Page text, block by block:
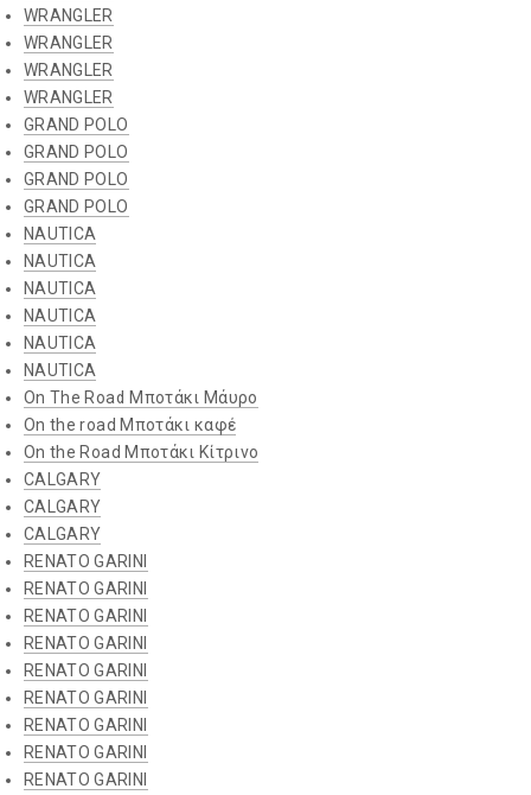
WRANGLER
WRANGLER
WRANGLER
WRANGLER
GRAND POLO
GRAND POLO
GRAND POLO
GRAND POLO
NAUTICA
NAUTICA
NAUTICA
NAUTICA
NAUTICA
NAUTICA
On The Road Μποτάκι Μάυρο
Οn the road Μποτάκι καφέ
On the Road Μποτάκι Κίτρινο
CALGARY
CALGARY
CALGARY
RENATO GARINI
RENATO GARINI
RENATO GARINI
RENATO GARINI
RENATO GARINI
RENATO GARINI
RENATO GARINI
RENATO GARINI
RENATO GARINI